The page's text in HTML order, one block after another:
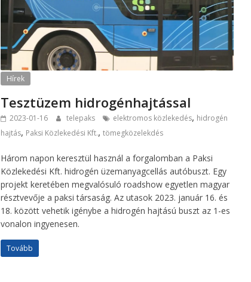
Hírek
Tesztüzem hidrogénhajtással
2023-01-16 telepaks elektromos közlekedés, hidrogén
hajtás, Paksi Közlekedési Kft.,tömegközelekdés
Három napon keresztül használ a forgalomban a Paksi
Közlekedési Kft. hidrogén üzemanyagcellás autóbuszt. Egy
projekt keretében megvalósuló roadshow egyetlen magyar
résztvevője a paksi társaság. Az utasok 2023. január 16. és
18. között vehetik igénybe a hidrogén hajtású buszt az 1-es
vonalon ingyenesen.
Tovább